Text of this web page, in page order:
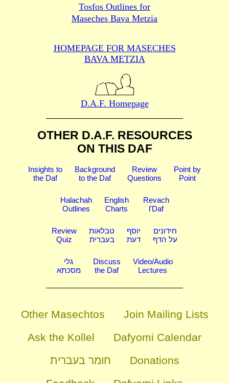
Tosfos Outlines for
Maseches Bava Metzia
HOMEPAGE FOR MASECHES
BAVA METZIA
D.A.F. Homepage
OTHER D.A.F. RESOURCES
ON THIS DAF
Insights to
the Daf
Background
to the Daf
Review
Questions
Point by
Point
Halachah
Outlines
English
Charts
Revach
l'Daf
Review
Quiz
טבלאות
בעברית
יוסף
דעת
חידונים
על הדף
גלי
מסכתא
Discuss
the Daf
Video/Audio
Lectures
Other Masechtos
Join Mailing Lists
Ask the Kollel
Dafyomi Calendar
חומר בעברית
Donations